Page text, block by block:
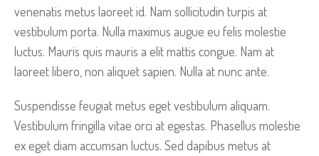
venenatis metus laoreet id. Nam sollicitudin turpis at
vestibulum porta. Nulla maximus augue eu felis molestie
luctus. Mauris quis mauris a elit mattis congue. Nam at
laoreet libero, non aliquet sapien. Nulla at nunc ante.
Suspendisse feugiat metus eget vestibulum aliquam.
Vestibulum fringilla vitae orci at egestas. Phasellus molestie
ex eget diam accumsan luctus. Sed dapibus metus at